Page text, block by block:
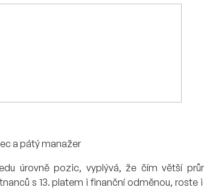
a pátý manažer
úrovně pozic, vyplývá, že čím větší
s 13. platem i finanční odměnou, roste